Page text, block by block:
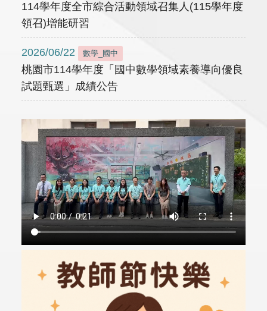
114學年度全市綜合活動領域召集人(115學年度
領召)增能研習
2026/06/22 數學_國中
桃園市114學年度「國中數學領域素養導向優良
試題甄選」成績公告